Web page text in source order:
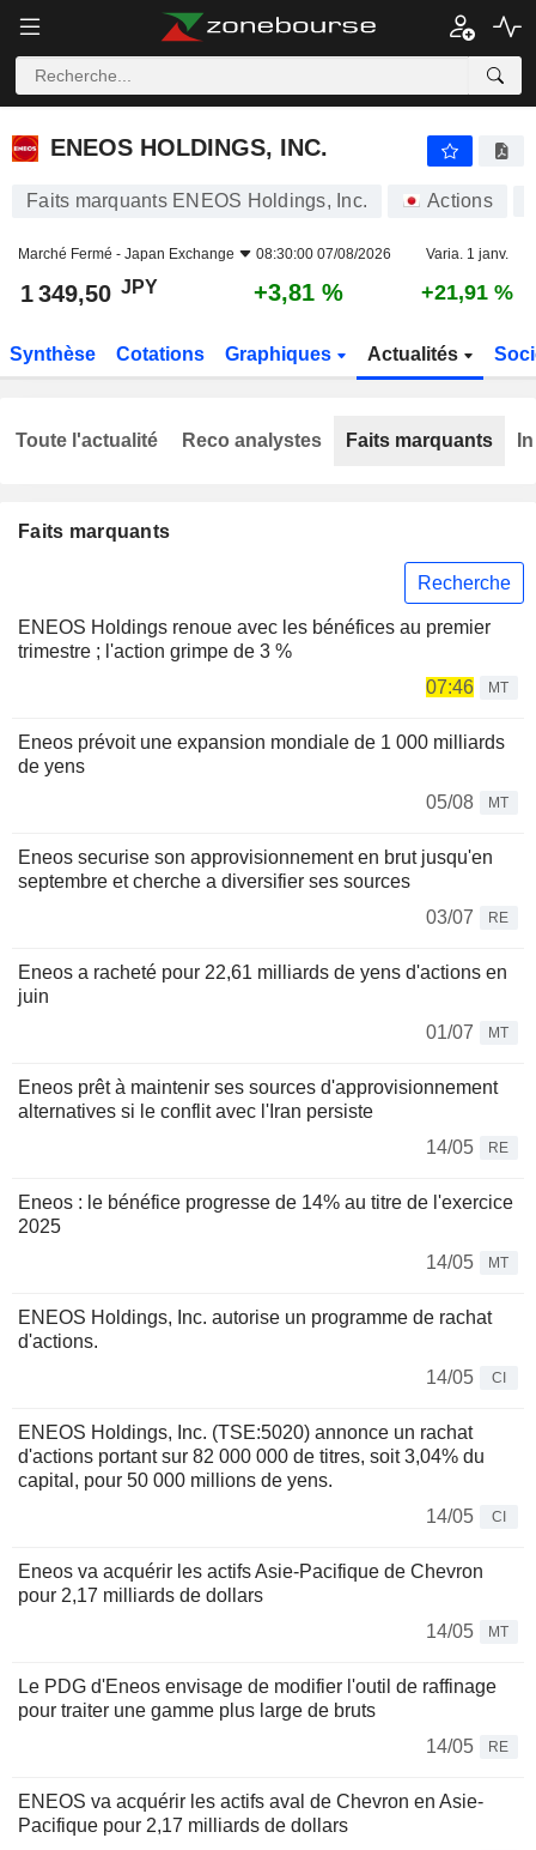
ENEOS HOLDINGS, INC.
ENEOS HOLDINGS, INC.
Faits marquants ENEOS Holdings, Inc. Actions
Marché Fermé - Japan Exchange 08:30:00 07/08/2026 Varia. 1 janv.
1 349,50 JPY +3,81 % +21,91 %
Synthèse Cotations Graphiques Actualités
Faits marquants
Recherche
ENEOS Holdings renoue avec les bénéfices au premier
trimestre ; l'action grimpe de 3 %
07:46
MT
Eneos prévoit une expansion mondiale de 1 000 milliards
de yens
05/08
MT
Eneos securise son approvisionnement en brut jusqu'en
septembre et cherche a diversifier ses sources
03/07
RE
Eneos a racheté pour 22,61 milliards de yens d'actions en
juin
01/07
MT
Eneos prêt à maintenir ses sources d'approvisionnement
alternatives si le conflit avec l'Iran persiste
14/05
RE
Eneos : le bénéfice progresse de 14% au titre de l'exercice
2025
14/05
MT
ENEOS Holdings, Inc. autorise un programme de rachat
d'actions.
14/05
CI
ENEOS Holdings, Inc. (TSE:5020) annonce un rachat
d'actions portant sur 82 000 000 de titres, soit 3,04% du
capital, pour 50 000 millions de yens.
14/05
CI
Eneos va acquérir les actifs Asie-Pacifique de Chevron
pour 2,17 milliards de dollars
14/05
MT
Le PDG d'Eneos envisage de modifier l'outil de raffinage
pour traiter une gamme plus large de bruts
14/05
RE
ENEOS va acquérir les actifs aval de Chevron en Asie-
Pacifique pour 2,17 milliards de dollars
Toute l'actualité Reco analystes Faits marquants